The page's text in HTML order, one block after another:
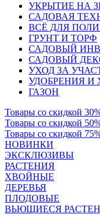
УКРЫТИЕ НА
САДОВАЯ
ВСЁ ДЛЯ
ГРУНТ И ТОРФ
САДОВЫЙ
САДОВЫЙ
УХОД ЗА
УДОБРЕНИЯ И
ГАЗОН
Товары со скидкой
Товары со скидкой
Товары со скидкой
НОВИНКИ
ЭКСКЛЮЗИВЫ
РАСТЕНИЯ
ХВОЙНЫЕ
ДЕРЕВЬЯ
ПЛОДОВЫЕ
ВЬЮЩИЕСЯ